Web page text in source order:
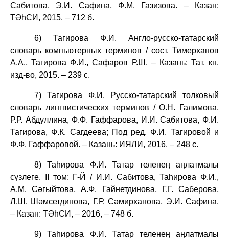
Сабитова, Э.И. Сафина, Ф.М. Газизова. – Казан:
ТӘһСИ, 2015. – 712 б.
6)Тагирова Ф.И. Англо-русско-татарский
словарь компьютерных терминов / сост. Тимерханов
А.А., Тагирова Ф.И., Сафаров Р.Ш. – Казань: Тат. кн.
изд-во, 2015. – 239 с.
7)Тагирова Ф.И.
Русско-татарский толковый
словарь лингвистических терминов / О.Н. Галимова,
Р.Р. Абдуллина, Ф.Ф. Гаффарова, И.И. Сабитова, Ф.И.
Тагирова, Ф.К. Сагдеева; Под ред. Ф.И. Тагировой и
Ф.Ф. Гаффаровой. – Казань: ИЯЛИ, 2016. – 248 с.
8) Таһирова Ф.И. Татар теленең аңлатмалы
сүзлеге. II том: Г-Й / И.И. Сабитова, Таһирова Ф.И.,
А.М. Сәгыйтова, А.Ф. Гайнетдинова, Г.Г. Саберова,
Л.Ш. Шәмсетдинова, Г.Р. Сәмирханова, Э.И. Сафина.
– Казан: ТӘһСИ, – 2016, – 748 б.
9) Таһирова Ф.И. Татар теленең аңлатмалы